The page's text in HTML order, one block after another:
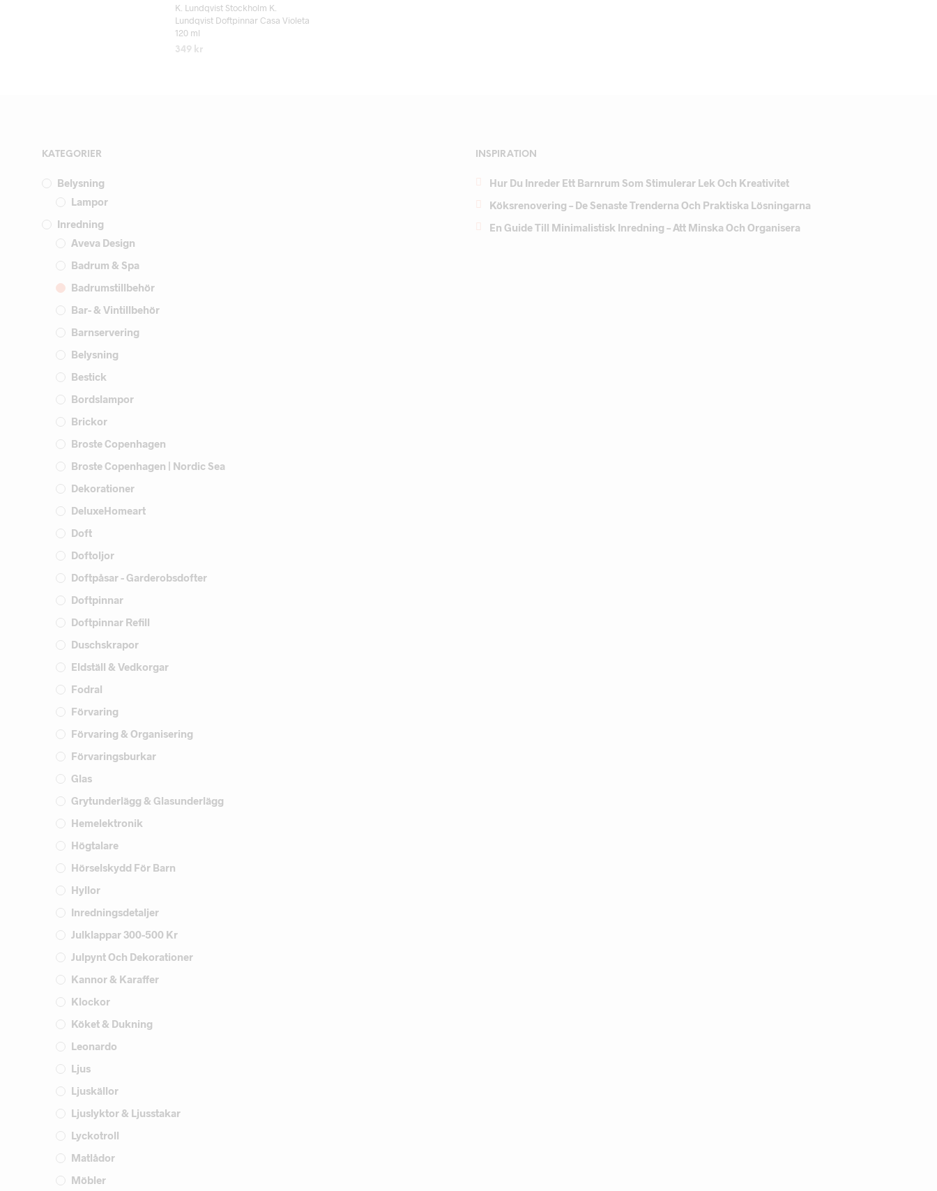
K. Lundqvist Stockholm K.
Lundqvist Doftpinnar Casa Violeta
120 ml
349 kr
KATEGORIER
Belysning
Lampor
Inredning
Aveva Design
Badrum & Spa
Badrumstillbehör
Bar- & Vintillbehör
Barnservering
Belysning
Bestick
Bordslampor
Brickor
Broste Copenhagen
Broste Copenhagen | Nordic Sea
Dekorationer
DeluxeHomeart
Doft
Doftoljor
Doftpåsar - Garderobsdofter
Doftpinnar
Doftpinnar Refill
Duschskrapor
Eldställ & Vedkorgar
Fodral
Förvaring
Förvaring & Organisering
Förvaringsburkar
Glas
Grytunderlägg & Glasunderlägg
Hemelektronik
Högtalare
Hörselskydd För Barn
Hyllor
Inredningsdetaljer
Julklappar 300-500 Kr
Julpynt Och Dekorationer
Kannor & Karaffer
Klockor
Köket & Dukning
Leonardo
Ljus
Ljuskällor
Ljuslyktor & Ljusstakar
Lyckotroll
Matlådor
Möbler
INSPIRATION
Hur Du Inreder Ett Barnrum Som Stimulerar Lek Och Kreativitet
Köksrenovering – De Senaste Trenderna Och Praktiska Lösningarna
En Guide Till Minimalistisk Inredning – Att Minska Och Organisera